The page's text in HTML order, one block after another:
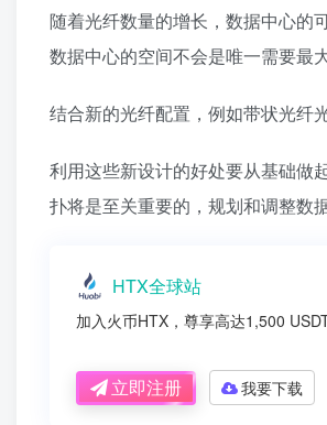
随着光纤数量的增长，数据中心的
数据中心的空间不会是唯一需要最
结合新的光纤配置，例如带状光纤
利用这些新设计的好处要从基础做
扑将是至关重要的，规划和调整数
HTX全球站
加入火币HTX，尊享高达1,500
立即注册 我要下载